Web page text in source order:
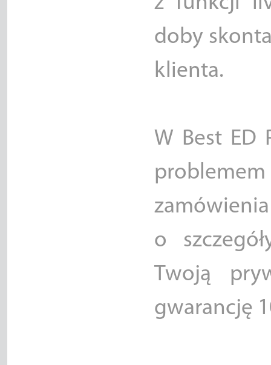
doby
klienta.
W Best ED
problemem
o
Twoją
gwarancję